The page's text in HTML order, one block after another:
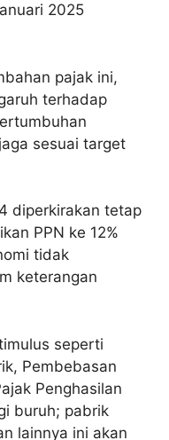
2025
pajak ini,
terhadap
sesuai target
diperkirakan tetap
PPN ke 12%
tidak
keterangan
seperti
Pembebasan
Penghasilan
buruh; pabrik
lainnya ini akan